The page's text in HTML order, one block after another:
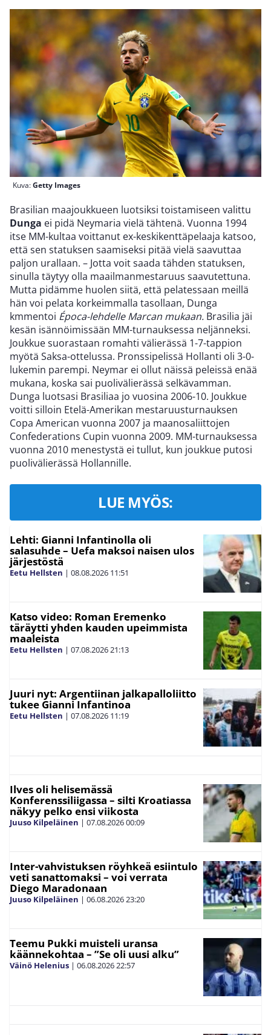
Kuva:Getty Images
Brasilian maajoukkueen luotsiksi toistamiseen valittu
Dunga ei pidä Neymaria vielä tähtenä. Vuonna 1994
itse MM-kultaa voittanut ex-keskikenttäpelaaja katsoo,
että sen statuksen saamiseksi pitää vielä saavuttaa
paljon urallaan. – Jotta voit saada tähden statuksen,
sinulla täytyy olla maailmanmestaruus saavutettuna.
Mutta pidämme huolen siitä, että pelatessaan meillä
hän voi pelata korkeimmalla tasollaan, Dunga
kmmentoi Época-lehdelleMarcan mukaan. Brasilia jäi
kesän isännöimissään MM-turnauksessa neljänneksi.
Joukkue suorastaan romahti välierässä 1-7-tappion
myötä Saksa-ottelussa. Pronssipelissä Hollanti oli 3-0-
lukemin parempi. Neymar ei ollut näissä peleissä enää
mukana, koska sai puolivälierässä selkävamman.
Dunga luotsasi Brasiliaa jo vuosina 2006-10. Joukkue
voitti silloin Etelä-Amerikan mestaruusturnauksen
Copa American vuonna 2007 ja maanosaliittojen
Confederations Cupin vuonna 2009. MM-turnauksessa
vuonna 2010 menestystä ei tullut, kun joukkue putosi
puolivälierässä Hollannille.
LUE MYÖS:
Lehti: Gianni Infantinolla oli
salasuhde – Uefa maksoi naisen ulos
järjestöstä
Eetu Hellsten | 08.08.2026 11:51
Katso video: Roman Eremenko
täräytti yhden kauden upeimmista
maaleista
Eetu Hellsten | 07.08.202621:13
Juuri nyt: Argentiinan jalkapalloliitto
tukee Gianni Infantinoa
Eetu Hellsten | 07.08.2026 11:19
Ilves oli helisemässä
Konferenssiliigassa – silti Kroatiassa
näkyy pelko ensi viikosta
Juuso Kilpeläinen | 07.08.202600:09
Inter-vahvistuksen röyhkeä esiintulo
veti sanattomaksi – voi verrata
Diego Maradonaan
Juuso Kilpeläinen | 06.08.202623:20
Teemu Pukki muisteli uransa
käännekohtaa – ”Se oli uusi alku”
Väinö Helenius | 06.08.202622:57